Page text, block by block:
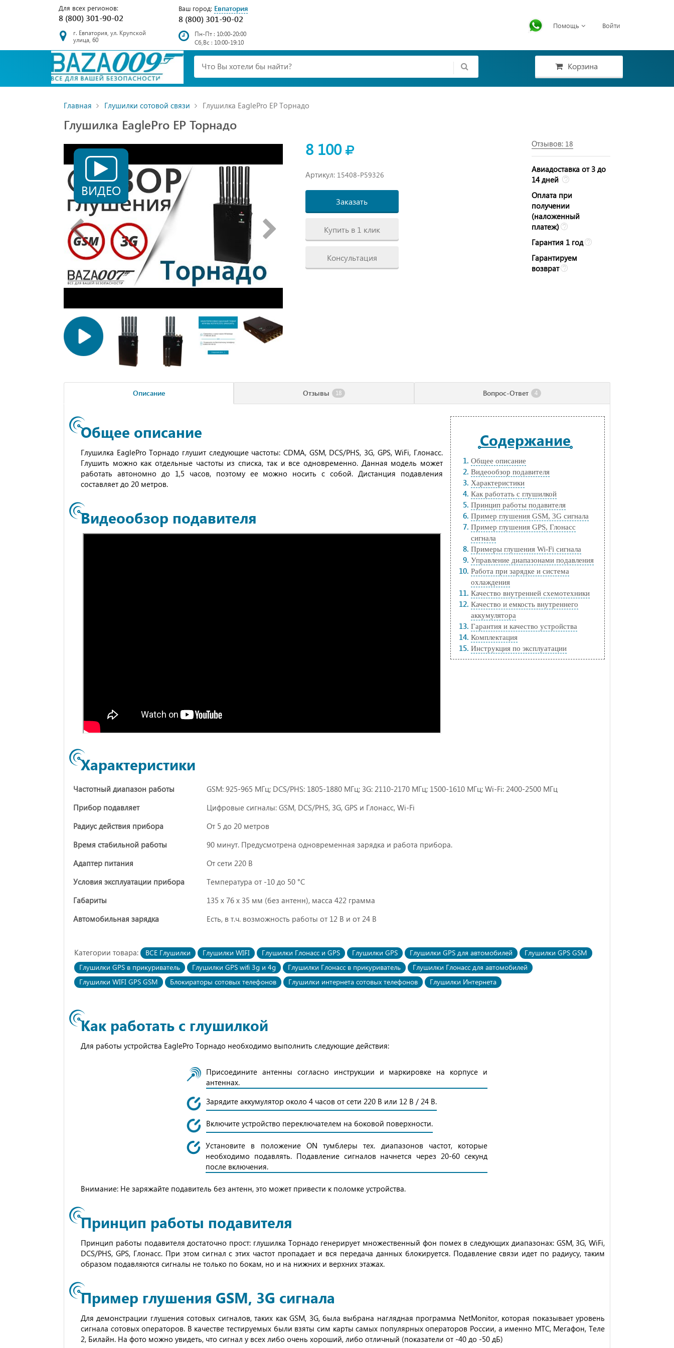
Для всех регионов:
8 (800) 301-90-02
Ваш город: Евпатория
8 (800) 301-90-02
г. Евпатория, ул. Крупской
улица, 60
Пн-Пт : 10:00-20:00
Сб,Вс : 10:00-19:10
Помощь Войти
Корзина
Главная Глушилки сотовой связи Глушилка EaglePro EP Торнадо
Глушилка EaglePro EP Торнадо
ВИДЕО
8 100
Артикул: 15408-P59326
Заказать
Купить в 1 клик
Консультация
Отзывов: 18
Авиадоставка от 3 до
14 дней
Оплата при
получении
(наложенный
платеж)
Гарантия 1 год
Гарантируем
возврат
Описание Отзывы 18 Вопрос-Ответ 4
Содержание
Общее описание
Видеообзор подавителя
Характеристики
Как работать с глушилкой
Принцип работы подавителя
Пример глушения GSM, 3G сигнала
Пример глушения GPS, Глонасс
сигнала
Примеры глушения Wi-Fi сигнала
Управление диапазонами подавления
Работа при зарядке и система
охлаждения
Качество внутренней схемотехники
Качество и емкость внутреннего
аккумулятора
Гарантия и качество устройства
Комплектация
Инструкция по эксплуатации
Общее описание
Глушилка EaglePro Торнадо глушит следующие частоты: CDMA, GSM, DCS/PHS, 3G, GPS, WiFi, Глонасс.
Глушить можно как отдельные частоты из списка, так и все одновременно. Данная модель может
работать автономно до 1,5 часов, поэтому ее можно носить с собой. Дистанция подавления
составляет до 20 метров.
Видеообзор подавителя
Характеристики
Частотный диапазон работы
GSM: 925-965 МГц; DCS/PHS: 1805-1880 МГц; 3G: 2110-2170 МГц; 1500-1610 МГц; Wi-Fi: 2400-2500 МГц
Прибор подавляет
Цифровые сигналы: GSM, DCS/PHS, 3G, GPS и Глонасс, Wi-Fi
Радиус действия прибора
От 5 до 20 метров
Время стабильной работы
90 минут. Предусмотрена одновременная зарядка и работа прибора.
Адаптер питания
От сети 220 В
Условия эксплуатации прибора
Температура от -10 до 50 °C
Габариты
135 х 76 х 35 мм (без антенн), масса 422 грамма
Автомобильная зарядка
Есть, в т.ч. возможность работы от 12 В и от 24 В
Категории товара: ВСЕ Глушилки Глушилки WIFI Глушилки Глонасс и GPS Глушилки GPS Глушилки GPS для автомобилей
Глушилки GPS GSM
Глушилки GPS в прикуриватель
Глушилки GPS wifi 3g и 4g Глушилки Глонасс в прикуриватель
Глушилки Глонасс для автомобилей
Глушилки WIFI GPS GSM
Блокираторы сотовых телефонов Глушилки интернета сотовых телефонов Глушилки Интернета
Как работать с глушилкой
Для работы устройства EaglePro Торнадо необходимо выполнить следующие действия:
Присоедините антенны согласно инструкции и маркировке на корпусе и
антеннах.
Зарядите аккумулятор около 4 часов от сети 220 В или 12 В / 24 В.
Включите устройство переключателем на боковой поверхности.
Установите в положение ON тумблеры тех. диапазонов частот, которые
необходимо подавлять. Подавление сигналов начнется через 20-60 секунд
после включения.
Внимание: Не заряжайте подавитель без антенн, это может привести к поломке устройства.
Принцип работы подавителя
Принцип работы подавителя достаточно прост: глушилка Торнадо генерирует множественный фон помех в следующих диапазонах: GSM, 3G, WiFi,
DCS/PHS, GPS, Глонасс. При этом сигнал с этих частот пропадает и вся передача данных блокируется. Подавление связи идет по радиусу, таким
образом подавляются сигналы не только по бокам, но и на нижних и верхних этажах.
Пример глушения GSM, 3G сигнала
Для демонстрации глушения сотовых сигналов, таких как GSM, 3G, была выбрана наглядная программа NetMonitor, которая показывает уровень
сигнала сотовых операторов. В качестве тестируемых были взяты сим карты самых популярных операторов России, а именно МТС, Мегафон, Теле
2, Билайн. На фото можно увидеть, что сигнал у всех либо очень хороший, либо отличный (показатели от -40 до -50 дБ)